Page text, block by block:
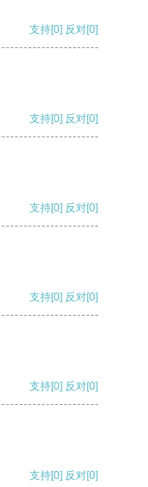
支持[0] 反对[0]
支持[0] 反对[0]
支持[0] 反对[0]
支持[0] 反对[0]
支持[0] 反对[0]
支持[0] 反对[0]